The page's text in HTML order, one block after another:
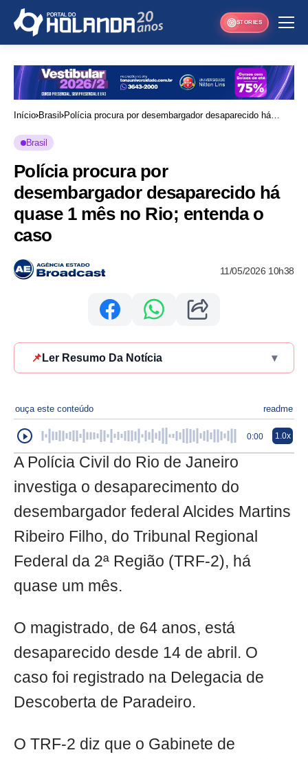
STORIES
Início Brasil
Polícia procura por desembargador desaparecido há
Brasil
Polícia procura por
desembargador desaparecido há
quase 1 mês no Rio; entenda o
caso
11/05/2026 10h38
📌 Ler Resumo Da Notícia ▾
ouça este conteúdo readme
0:00 1.0x
A Polícia Civil do Rio de Janeiro
investiga o desaparecimento do
desembargador federal Alcides Martins
Ribeiro Filho, do Tribunal Regional
Federal da 2ª Região (TRF-2), há
quase um mês.
O magistrado, de 64 anos, está
desaparecido desde 14 de abril. O
caso foi registrado na Delegacia de
Descoberta de Paradeiro.
O TRF-2 diz que o Gabinete de